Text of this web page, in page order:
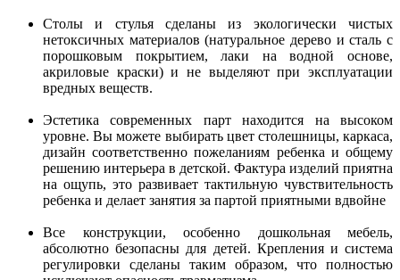
Столы и стулья сделаны из экологически чистых
нетоксичных материалов (натуральное дерево и сталь с
порошковым покрытием, лаки на водной основе,
акриловые краски) и не выделяют при эксплуатации
вредных веществ.
Эстетика современных парт находится на высоком
уровне. Вы можете выбирать цвет столешницы, каркаса,
дизайн соответственно пожеланиям ребенка и общему
решению интерьера в детской. Фактура изделий приятна
на ощупь, это развивает тактильную чувствительность
ребенка и делает занятия за партой приятными вдвойне
Все конструкции, особенно дошкольная мебель,
абсолютно безопасны для детей. Крепления и система
регулировки сделаны таким образом, что полностью